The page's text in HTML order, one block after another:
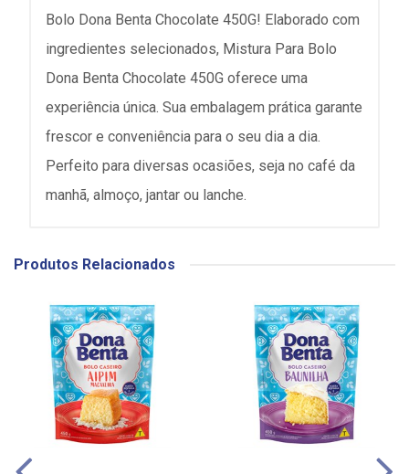
Bolo Dona Benta Chocolate 450G! Elaborado com
ingredientes selecionados, Mistura Para Bolo
Dona Benta Chocolate 450G oferece uma
experiência única. Sua embalagem prática garante
frescor e conveniência para o seu dia a dia.
Perfeito para diversas ocasiões, seja no café da
manhã, almoço, jantar ou lanche.
Produtos Relacionados